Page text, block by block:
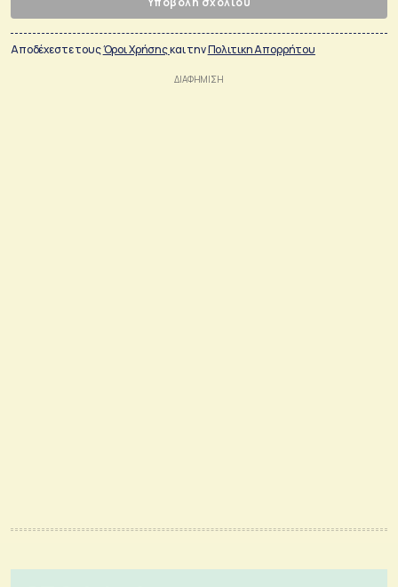
Αποδέχεστε τουςΌροι Χρήσηςκαι τηνΠολιτικη Απορρήτου